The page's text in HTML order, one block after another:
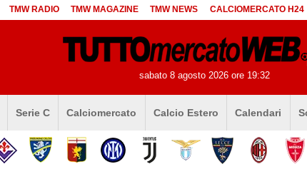
TMW RADIO TMW MAGAZINE TMW NEWS CALCIOMERCATO H24
sabato 8 agosto 2026 ore 19:32
Serie C Calciomercato Calcio Estero Calendari